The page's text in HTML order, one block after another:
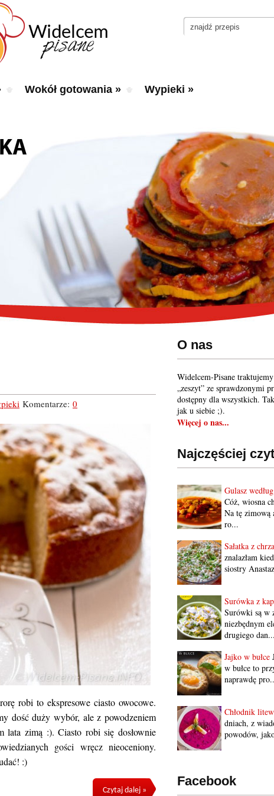
Wokół gotowania » Wypieki »
O nas
Widelcem-Pisane
„zeszyt” ze sprawdzonymi
dostępny dla wszystkich.
jak u siebie ;).
Więcej o nas...
Najczęściej
Gulasz
Cóż, wiosna
Na tę zimową
ro...
Sałatka z
znalazłam
siostry
Surówka z
Surówki są w
niezbędnym
drugiego dan...
Jajko w bułce
w bułce to
naprawdę
Chłodnik
dniach, z
powodów,
Facebook
Komentarze: 0
robi to ekspresowe ciasto owocowe.
dość duży wybór, ale z powodzeniem
lata zimą :). Ciasto robi się dosłownie
gości wręcz nieoceniony.
:)
Czytaj dalej »